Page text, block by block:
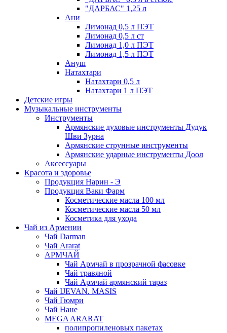
"ДАРБАС" 1,25 л
Ани
Лимонад 0,5 л ПЭТ
Лимонад 0,5 л ст
Лимонад 1,0 л ПЭТ
Лимонад 1,5 л ПЭТ
Ануш
Натахтари
Натахтари 0,5 л
Натахтари 1 л ПЭТ
Детские игры
Музыкальные инструменты
Инструменты
Армянские духовые инструменты Дудук
Шви Зурна
Армянские струнные инструменты
Армянские ударные инструменты Доол
Аксессуары
Красота и здоровье
Продукция Нарин - Э
Продукция Ваки Фарм
Косметические масла 100 мл
Косметические масла 50 мл
Косметика для ухода
Чай из Армении
Чай Darman
Чай Ararat
АРМЧАЙ
Чай Армчай в прозрачной фасовке
Чай травяной
Чай Армчай армянский тараз
Чай IJEVAN. MASIS
Чай Гюмри
Чай Нане
MEGA ARARAT
полипропиленовых пакетах